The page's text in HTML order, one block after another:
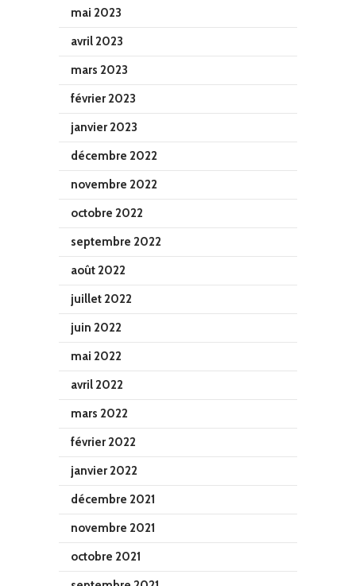
mai 2023
avril 2023
mars 2023
février 2023
janvier 2023
décembre 2022
novembre 2022
octobre 2022
septembre 2022
août 2022
juillet 2022
juin 2022
mai 2022
avril 2022
mars 2022
février 2022
janvier 2022
décembre 2021
novembre 2021
octobre 2021